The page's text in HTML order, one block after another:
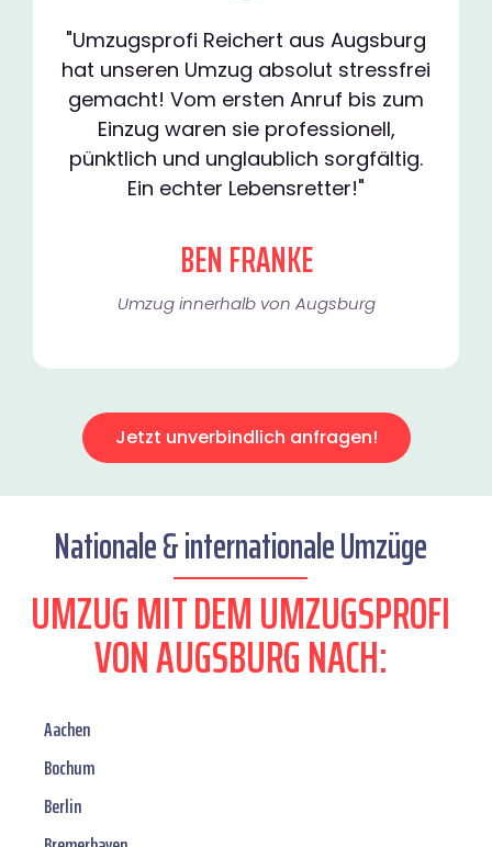
"Umzugsprofi Reichert aus Augsburg
hat unseren Umzug absolut stressfrei
gemacht! Vom ersten Anruf bis zum
Einzug waren sie professionell,
pünktlich und unglaublich sorgfältig.
Ein echter Lebensretter!"
BEN FRANKE
Umzug innerhalb von Augsburg​
Jetzt unverbindlich anfragen!
Nationale & internationale Umzüge
UMZUG MIT DEM UMZUGSPROFI
VON AUGSBURG NACH:
Aachen
Bochum
Berlin